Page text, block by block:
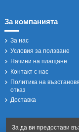
За компанията
За нас
Условия за ползване
Начини на плащане
Контакт с нас
Политика на
отказ
Доставка
За да ви предостави